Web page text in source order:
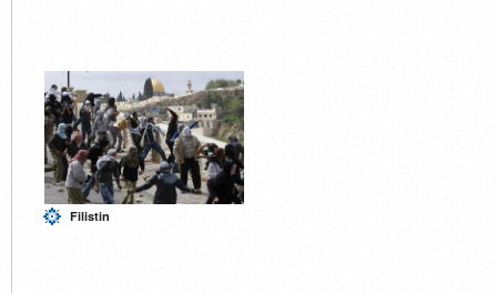
Filistin